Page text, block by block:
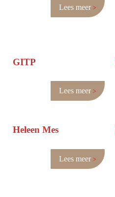
Lees meer
GITP
Lees meer
Heleen Mes
Lees meer